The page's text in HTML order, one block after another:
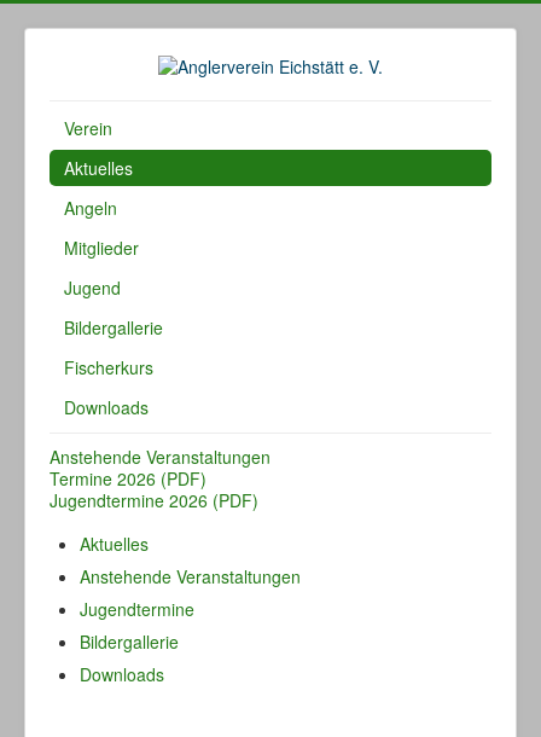
Verein
Aktuelles
Angeln
Mitglieder
Jugend
Bildergallerie
Fischerkurs
Downloads
Anstehende Veranstaltungen
Termine 2026 (PDF)
Jugendtermine 2026 (PDF)
Aktuelles
Anstehende Veranstaltungen
Jugendtermine
Bildergallerie
Downloads